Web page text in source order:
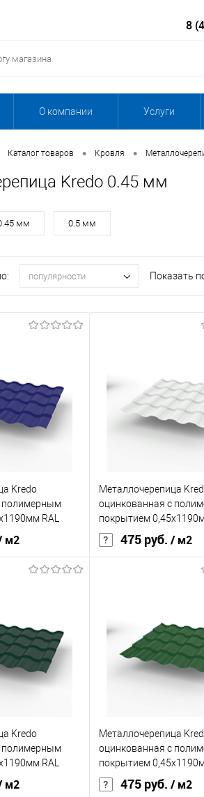
8
О компании Услуги
Каталог товаров • Кровля •
Kredo 0.45 мм
мм 0.5 мм
популярности Показать
Kredo
полимерным
RAL
м2
0,45
синий
Сравнение
Под заказ
Металлочерепица
оцинкованная с
покрытием
9003 475 руб. / м2
Толщина, мм
Цвет человеческий
Купить в 1 клик
В избранное
Kredo
полимерным
RAL
м2
Металлочерепица
оцинкованная с
покрытием
6002 475 руб. / м2